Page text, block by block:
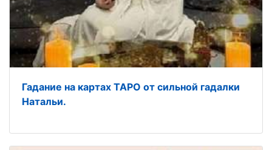
Гадание на картах ТАРО от сильной гадалки
Натальи.